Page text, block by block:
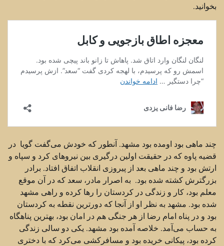
بخوانید.
چند ماهی بود اومده بود مشهد. آنطور که خودش می‌گفت گویا در
قضیه پاوه که در حقیقت اولین درگیری بین نیروهای کرد و سپاه و
ارتش بود و چند ماهی بعد از پیروزی انقلاب اتفاق افتاد. برادر
بزرگترش کشته شده بود. به اصرار مادر، سعد که در آن موقع
معلم بود، کار و زندگی در کردستان را رها کرده و راهی مشهد
شده بود. مشهد به نظر او از آنجا که دورترین نقطه به کردستان
بود و در پناه امام رضا از هر جنگی هم در امان بود، بهترین پناهگاه
به حساب می‌آمد. خلاصه آمده بود مشهد. یکی دو سالی زندگی
کرده بود، پیکانی خریده بود و مسافرکشی می‌کرد که با دختری